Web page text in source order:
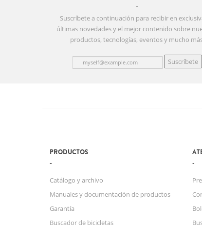
Suscríbete a continuación para recibir en
últimas novedades y el mejor contenido sobre
productos, tecnologías, eventos y mucho
Suscríbete
PRODUCTOS
Catálogo y archivo
Manuales y documentación de productos
Garantía
Buscador de bicicletas